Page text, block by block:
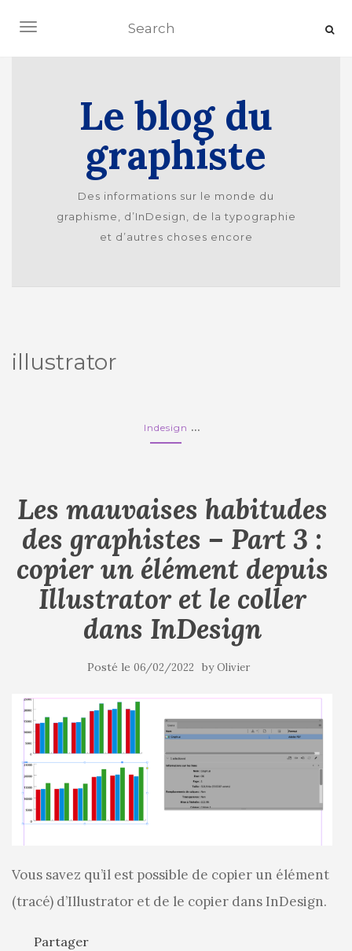
Ouvrir/fermer la navigation
Le blog du
graphiste
Des informations sur le monde du
graphisme, d’InDesign, de la typographie
et d’autres choses encore
illustrator
Indesign ...
Les mauvaises habitudes
des graphistes – Part 3 :
copier un élément depuis
Illustrator et le coller
dans InDesign
Posté le 06/02/2022 byOlivier
Vous savez qu’il est possible de copier un élément
(tracé) d’Illustrator et de le copier dans InDesign.
Partager